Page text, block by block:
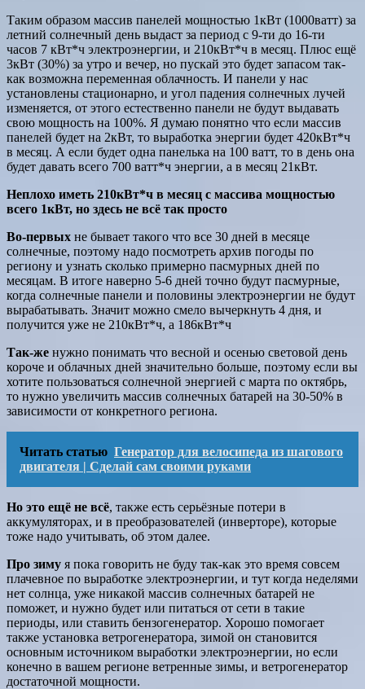
Таким образом массив панелей мощностью 1кВт (1000ватт) за
летний солнечный день выдаст за период с 9-ти до 16-ти
часов 7 кВт*ч электроэнергии, и 210кВт*ч в месяц. Плюс ещё
3кВт (30%) за утро и вечер, но пускай это будет запасом так-
как возможна переменная облачность. И панели у нас
установлены стационарно, и угол падения солнечных лучей
изменяется, от этого естественно панели не будут выдавать
свою мощность на 100%. Я думаю понятно что если массив
панелей будет на 2кВт, то выработка энергии будет 420кВт*ч
в месяц. А если будет одна панелька на 100 ватт, то в день она
будет давать всего 700 ватт*ч энергии, а в месяц 21кВт.
Неплохо иметь 210кВт*ч в месяц с массива мощностью
всего 1кВт, но здесь не всё так просто
Во-первых не бывает такого что все 30 дней в месяце
солнечные, поэтому надо посмотреть архив погоды по
региону и узнать сколько примерно пасмурных дней по
месяцам. В итоге наверно 5-6 дней точно будут пасмурные,
когда солнечные панели и половины электроэнергии не будут
вырабатывать. Значит можно смело вычеркнуть 4 дня, и
получится уже не 210кВт*ч, а 186кВт*ч
Так-же нужно понимать что весной и осенью световой день
короче и облачных дней значительно больше, поэтому если вы
хотите пользоваться солнечной энергией с марта по октябрь,
то нужно увеличить массив солнечных батарей на 30-50% в
зависимости от конкретного региона.
Читать статью Генератор для велосипеда из шагового
двигателя | Сделай сам своими руками
Но это ещё не всё, также есть серьёзные потери в
аккумуляторах, и в преобразователей (инверторе), которые
тоже надо учитывать, об этом далее.
Про зиму я пока говорить не буду так-как это время совсем
плачевное по выработке электроэнергии, и тут когда неделями
нет солнца, уже никакой массив солнечных батарей не
поможет, и нужно будет или питаться от сети в такие
периоды, или ставить бензогенератор. Хорошо помогает
также установка ветрогенератора, зимой он становится
основным источником выработки электроэнергии, но если
конечно в вашем регионе ветренные зимы, и ветрогенератор
достаточной мощности.